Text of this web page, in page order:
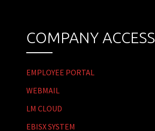
COMPANY ACCESS
EMPLOYEE PORTAL
WEBMAIL
LM CLOUD
EBISX SYSTEM